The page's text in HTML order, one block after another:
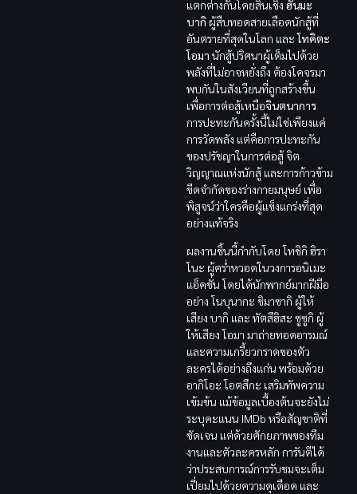
แตกต่างกันโดยสิ้นเชิง ฮันมะ
บากิ ผู้สืบทอดสายเลือดนักสู้ที่
อันตรายที่สุดในโลก และโทคิตะ
โอมา นักสู้ปริศนาผู้เต็มไปด้วย
พลังที่ไม่อาจหยั่งถึง ต้องโคจรมา
พบกันในสังเวียนที่ถูกสร้างขึ้น
เพื่อการต่อสู้เหนือจินตนาการ
การปะทะกันครั้งนี้ไม่ใช่เพียงแค่
การวัดพลัง แต่คือการปะทะกัน
ของปรัชญาในการต่อสู้ จิต
วิญญาณแห่งนักสู้ และการก้าวข้าม
ขีดจำกัดของร่างกายมนุษย์ เพื่อ
พิสูจน์ว่าใครคือผู้แข็งแกร่งที่สุด
อย่างแท้จริง
ผลงานชิ้นนี้กำกับโดย โทชิกิ ฮิรา
โนะ ผู้คร่ำหวอดในวงการอนิเมะ
แอ็คชั่น โดยได้นักพากย์มากฝีมือ
อย่าง โนบุนากะ ชิมาซากิ ผู้ให้
เสียง บากิ และ ทัตสึฮิสะ ซูซูกิ ผู้
ให้เสียง โอมา มาถ่ายทอดอารมณ์
และความเกรี้ยวกราดของตัว
ละครได้อย่างถึงแก่น พร้อมด้วย
อากิโอะ โอตสึกะ เสริมทัพความ
เข้มข้น แม้ข้อมูลเบื้องต้นจะยังไม่
ระบุคะแนน IMDb หรือสัญชาติที่
ชัดเจน แต่ด้วยศักยภาพของทีม
งานและตัวละครหลัก การันตีได้
ว่าประสบการณ์การรับชมจะเต็ม
เปี่ยมไปด้วยความดุเดือด และ